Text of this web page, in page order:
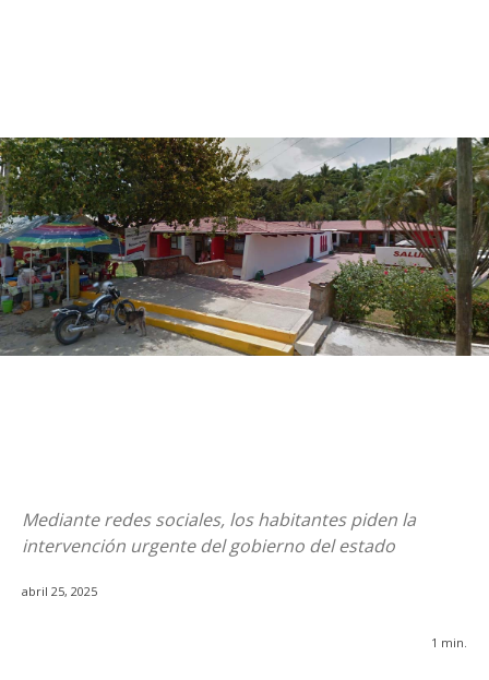
Mediante redes sociales, los habitantes piden la
intervención urgente del gobierno del estado
abril 25, 2025
1 min.